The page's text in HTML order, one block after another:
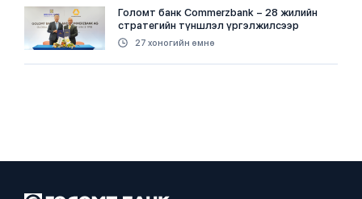
Голомт банк Commerzbank – 28 жилийн
стратегийн түншлэл үргэлжилсээр
27 хоногийн өмнө